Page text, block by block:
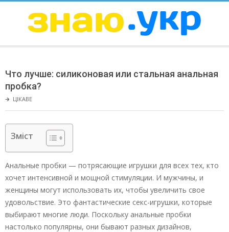
ЗНАЮ
Menu
Что лучше: силиконовая или стальная анальная
пробка?
🡲 ЦІКАВЕ
Зміст
Анальные пробки — потрясающие игрушки для всех тех, кто
хочет интенсивной и мощной стимуляции. И мужчины, и
женщины могут использовать их, чтобы увеличить свое
удовольствие. Это фантастические секс-игрушки, которые
выбирают многие люди. Поскольку анальные пробки
настолько популярны, они бывают разных дизайнов,